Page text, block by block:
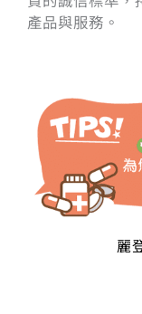
產品與服務。
麗